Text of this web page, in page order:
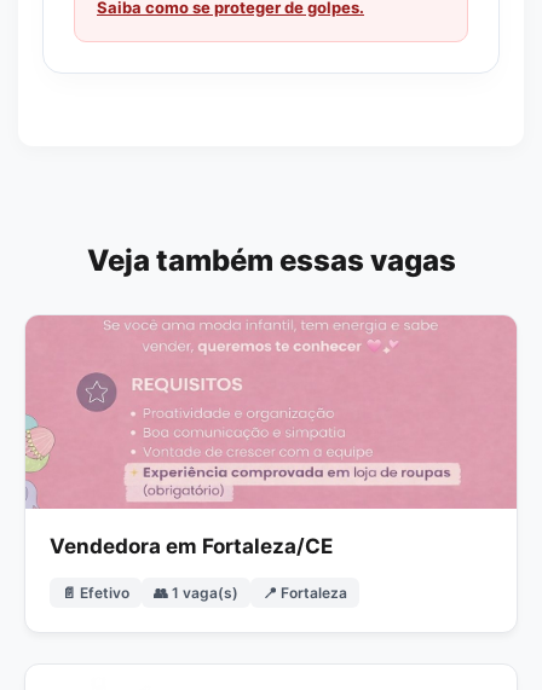
Saiba como se proteger de golpes.
Veja também essas vagas
Vendedora em Fortaleza/CE
📄 Efetivo 👥 1 vaga(s) 📍 Fortaleza